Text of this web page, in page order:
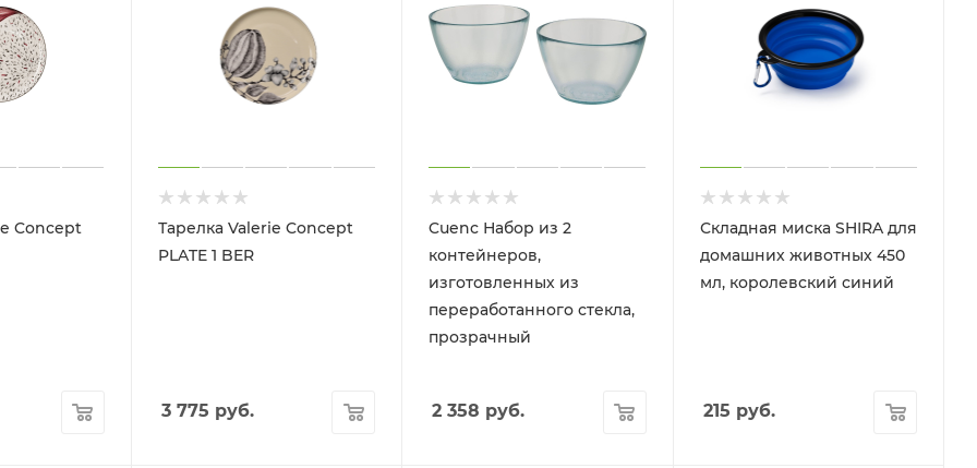
Concept
Тарелка Valerie Concept
PLATE 1 BER
3 775 руб.
Cuenc Набор из 2
контейнеров,
изготовленных из
переработанного стекла,
прозрачный
2 358 руб.
Складная миска SHIRA для
домашних животных 450
мл, королевский синий
215 руб.